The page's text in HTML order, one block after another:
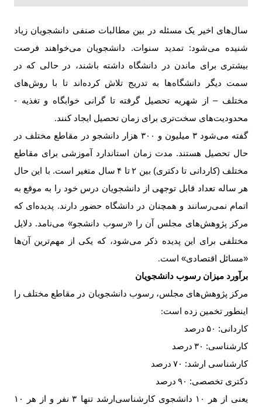
سال‌های اخیر یک مسئله در بین مطالبات صنفی دانشجویان زیاد
شنیده می‌شود: تمدید سنوات. دانشجویان می‌خواهند فرصت
بیشتری برای ماندن در دانشگاه داشته باشند، در حالی که در
سمت دیگر دانشگاه‌ها به تدریج تلاش کرده‌اند تا با روش‌های
مختلف – از شهریه تحصیل گرفته تا گرانی خوابگاه و تغذیه -
محدودیت‌های سخت‌تری برای زمان تحصیل ایجاد کنند.
گفته می‌شود۳ میلیون و ۳۰۰ هزار دانشجو در مقاطع مختلف در
حال تحصیل هستند. مدت زمان استاندارد آموزشی برای مقاطع
مختلف (کاردانی تا دکتری) بین ۲ تا ۴ سال متغیر است. با این حال
هر ساله تعداد قابل توجهی از دانشجویان درس خود را به موقع به
اتمام نمی‌رسانند و همچنان در دانشگاه حضور دارند. پدیده‌ای که
مرکز پژوهش‌های مجلس آن را «رسوب دانشجو» می‌نامد. دلایل
مختلفی برای این پدیده ذکر می‌شود، که یکی از مهم‌ترین آن‌ها
«مسائل اقتصادی» است.
برآورد میزان رسوب دانشجویان
مرکز پژوهش‌های مجلس، رسوب دانشجویان در مقاطع مختلف را
اینطور تخمین زده است:
کاردانی: ۵۰ درصد
کارشناسی: ۳۰ درصد
کارشناسی ارشد: ۷۰ درصد
دکتری تخصصی: ۹۰ درصد
یعنی از هر
۱۰ دانشجوی کارشناسی‌ارشد تنها ۳ نفر و از هر
۱۰